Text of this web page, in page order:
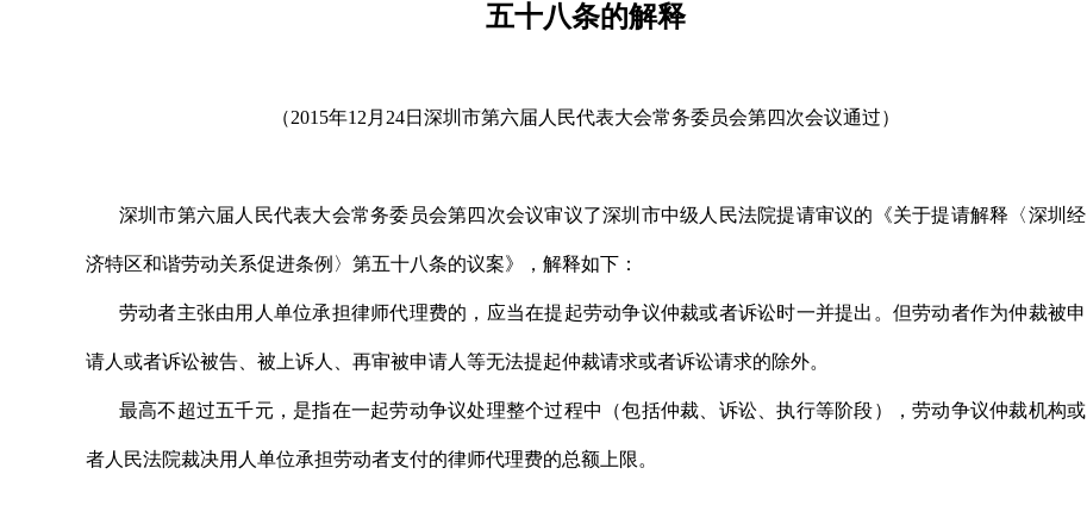
五十八条的解释
（2015年12月24日深圳市第六届人民代表大会常务委员会第四次会议通过）
深圳市第六届人民代表大会常务委员会第四次会议审议了深圳市中级人民法院提请审议的《关于提请解释〈深圳经
济特区和谐劳动关系促进条例〉第五十八条的议案》，解释如下：
劳动者主张由用人单位承担律师代理费的，应当在提起劳动争议仲裁或者诉讼时一并提出。但劳动者作为仲裁被申
请人或者诉讼被告、被上诉人、再审被申请人等无法提起仲裁请求或者诉讼请求的除外。
最高不超过五千元，是指在一起劳动争议处理整个过程中（包括仲裁、诉讼、执行等阶段），劳动争议仲裁机构或
者人民法院裁决用人单位承担劳动者支付的律师代理费的总额上限。